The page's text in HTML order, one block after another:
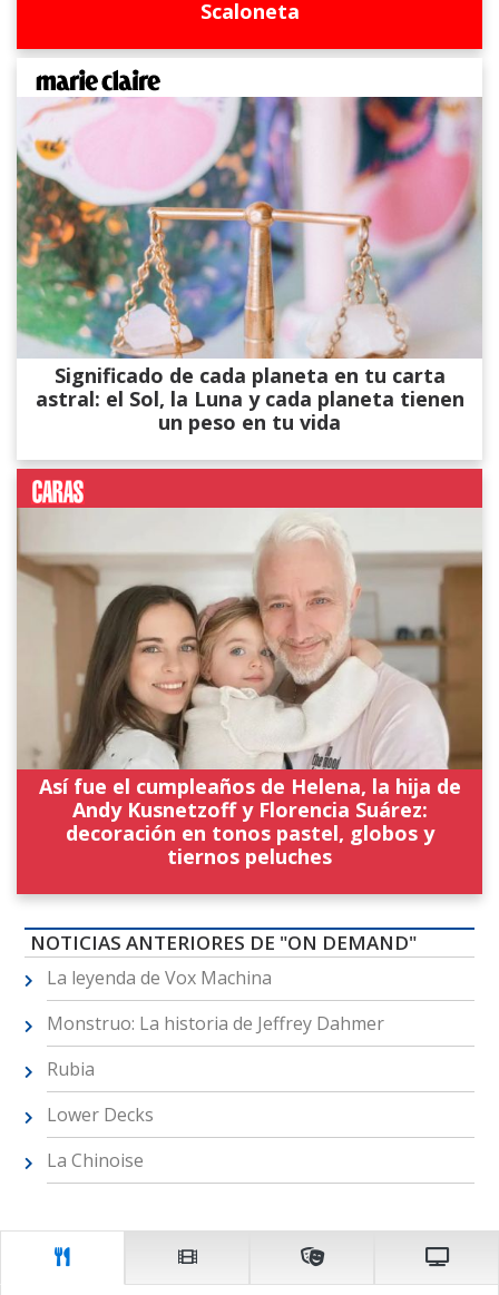
Scaloneta
Significado de cada planeta en tu carta
astral: el Sol, la Luna y cada planeta tienen
un peso en tu vida
Así fue el cumpleaños de Helena, la hija de
Andy Kusnetzoff y Florencia Suárez:
decoración en tonos pastel, globos y
tiernos peluches
NOTICIAS ANTERIORES DE "ON DEMAND"
La leyenda de Vox Machina
Monstruo: La historia de Jeffrey Dahmer
Rubia
Lower Decks
La Chinoise